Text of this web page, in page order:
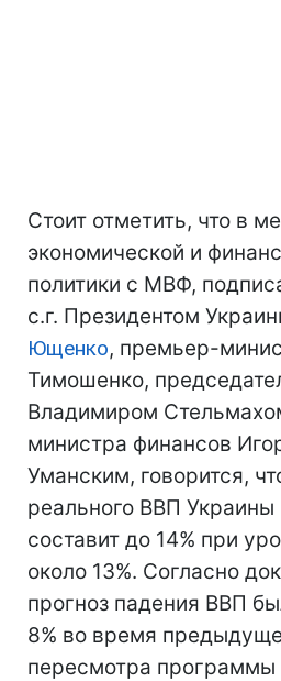
Стоит отметить, что в
экономической и
политики с МВФ,
с.г. Президентом
Ющенко, премьер-
Тимошенко,
Владимиром
министра финансов
Уманским, говорится,
реального ВВП Украины
составит до 14% при
около 13%. Согласно
прогноз падения ВВП
8% во время
пересмотра программы